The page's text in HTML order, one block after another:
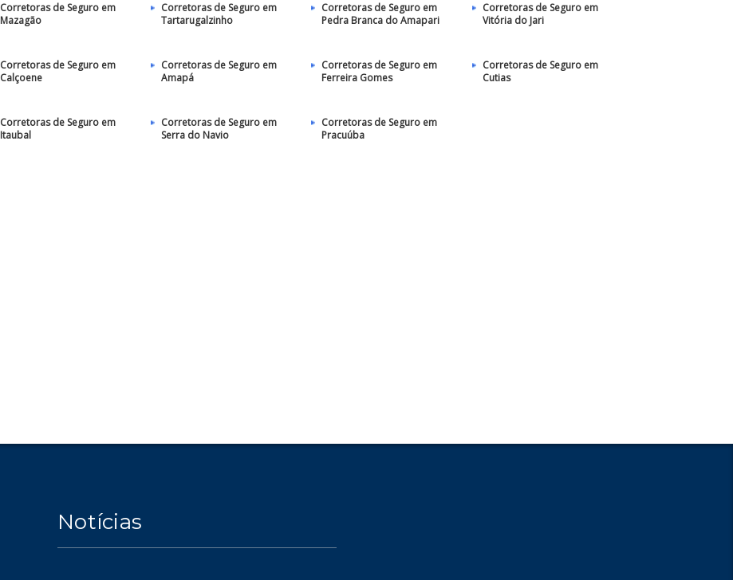
Corretoras de Seguro em
Mazagão
Corretoras de Seguro em
Tartarugalzinho
Corretoras de Seguro em
Pedra Branca do Amapari
Corretoras de Seguro em
Vitória do Jari
Corretoras de Seguro em
Calçoene
Corretoras de Seguro em
Amapá
Corretoras de Seguro em
Ferreira Gomes
Corretoras de Seguro em
Cutias
Corretoras de Seguro em
Itaubal
Corretoras de Seguro em
Serra do Navio
Corretoras de Seguro em
Pracuúba
Notícias